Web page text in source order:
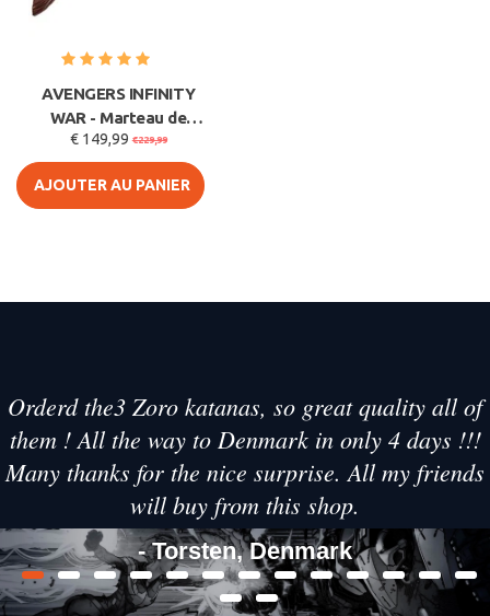
AVENGERS INFINITY
WAR - Marteau de
Thor - Stormbreaker
€ 149,99 €229,99
AJOUTER AU PANIER
Orderd the3 Zoro katanas, so great quality all of
them ! All the way to Denmark in only 4 days !!!
Many thanks for the nice surprise. All my friends
will buy from this shop.
- Torsten, Denmark